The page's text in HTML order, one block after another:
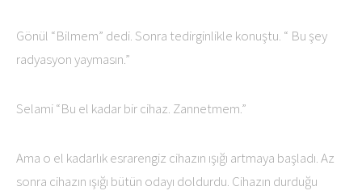
Gönül “Bilmem” dedi. Sonra tedirginlikle konuştu. “ Bu şey
radyasyon yaymasın.”
Selami “Bu el kadar bir cihaz. Zannetmem.”
Ama o el kadarlık esrarengiz cihazın ışığı artmaya başladı. Az
sonra cihazın ışığı bütün odayı doldurdu. Cihazın durduğu